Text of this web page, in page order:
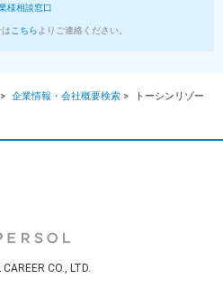
様相談窓口
こちら よりご連絡ください。
企業情報・会社概要検索 >
トーシンリゾー
CO., LTD.